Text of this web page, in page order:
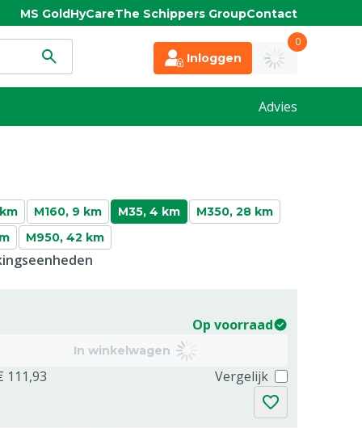
MS GoldHyCareThe Schippers GroupContact
Inloggen
0
Advies
M160, 9 km M35, 4 km
M350, 28 km
M950, 42 km
Op voorraad
In winkelwagen
111,93 Vergelijk